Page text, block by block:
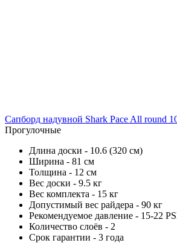
Сапборд надувной Shark Pace All round
Прогулочные
Длина доски - 10.6 (320 см)
Ширина - 81 см
Толщина - 12 см
Вес доски - 9.5 кг
Вес комплекта - 15 кг
Допустимый вес райдера - 90 кг
Рекомендуемое давление - 15-22
Количество слоёв - 2
Срок гарантии - 3 года